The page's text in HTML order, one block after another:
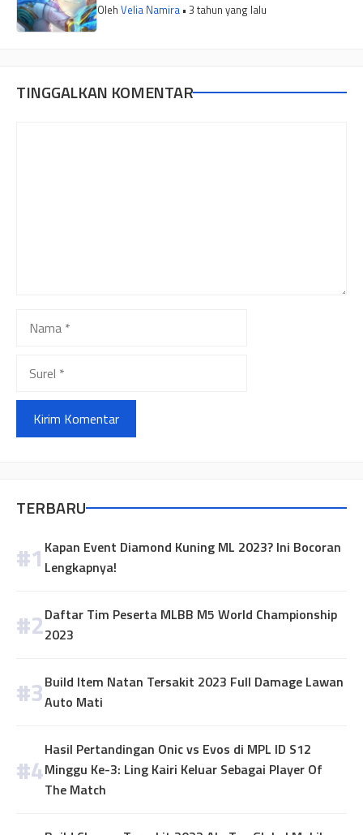
Oleh Velia Namira • 3 tahun yang lalu
TINGGALKAN KOMENTAR
TERBARU
Kapan Event Diamond Kuning ML 2023? Ini Bocoran
Lengkapnya!
Daftar Tim Peserta MLBB M5 World Championship
2023
Build Item Natan Tersakit 2023 Full Damage Lawan
Auto Mati
Hasil Pertandingan Onic vs Evos di MPL ID S12
Minggu Ke-3: Ling Kairi Keluar Sebagai Player Of
The Match